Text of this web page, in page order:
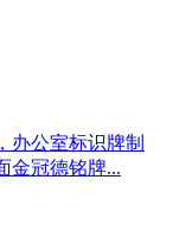
办公室标识牌制
金冠德铭牌...